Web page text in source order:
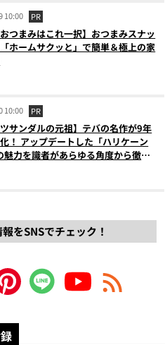
10:00 PR
おつまみはこれ一択】おつまみスナッ
ホームサクッと」で簡単＆極上の家
10:00 PR
ツサンダルの元祖】テバの名作が9年
！ アップデートした「ハリケーン
魅力を識者があらゆる角度から徹底
をSNSでチェック！